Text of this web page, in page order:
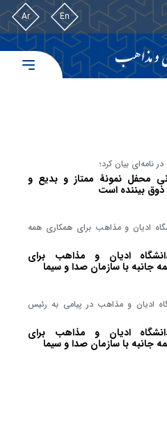
En
Ar
نامه‌ای بیان کرد؛
محفل نمونهٔ ممتاز و بدیع و
ذوق بیننده است
ادیان و مذاهب برای همکاری همه
ادیان و مذاهب برای
جانبه با سازمان صدا و سیما
ادیان و مذاهب در پیامی به رئیس
ادیان و مذاهب برای
جانبه با سازمان صدا و سیما